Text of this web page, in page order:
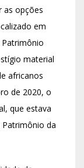
as opções
em
material
africanos
de 2020, o
que estava
Patrimônio da